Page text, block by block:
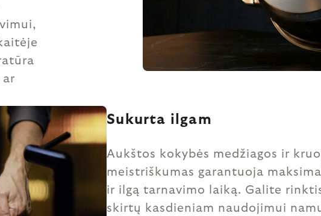
ar
Sukurta ilgam
Aukštos kokybės medžiagos ir
meistriškumas garantuoja
ir ilgą tarnavimo laiką. Galite
skirtų kasdieniam naudojimui